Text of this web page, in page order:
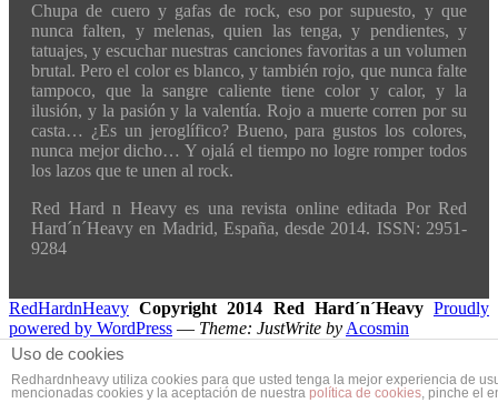
Chupa de cuero y gafas de rock, eso por supuesto, y que
nunca falten, y melenas, quien las tenga, y pendientes, y
tatuajes, y escuchar nuestras canciones favoritas a un volumen
brutal. Pero el color es blanco, y también rojo, que nunca falte
tampoco, que la sangre caliente tiene color y calor, y la
ilusión, y la pasión y la valentía. Rojo a muerte corren por su
casta… ¿Es un jeroglífico? Bueno, para gustos los colores,
nunca mejor dicho… Y ojalá el tiempo no logre romper todos
los lazos que te unen al rock.
Red Hard n Heavy es una revista online editada Por Red
Hard´n´Heavy en Madrid, España, desde 2014. ISSN: 2951-
9284
RedHardnHeavy Copyright 2014 Red Hard´n´Heavy Proudly
powered by WordPress — Theme: JustWrite by Acosmin
Uso de cookies
Redhardnheavy utiliza cookies para que usted tenga la mejor experiencia de
mencionadas cookies y la aceptación de nuestra política de cookies, pinche el